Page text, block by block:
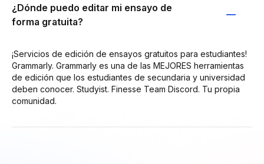
¿Dónde puedo editar mi ensayo de
forma gratuita?
¡Servicios de edición de ensayos gratuitos para estudiantes!
Grammarly. Grammarly es una de las MEJORES herramientas
de edición que los estudiantes de secundaria y universidad
deben conocer. Studyist. Finesse Team Discord. Tu propia
comunidad.